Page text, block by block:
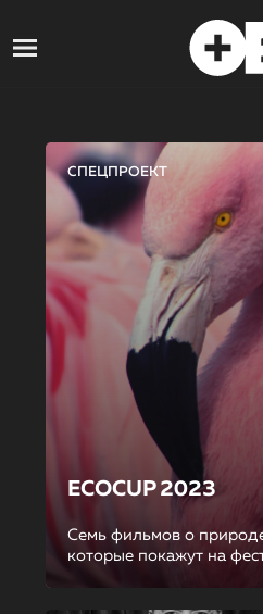
СПЕЦПРОЕКТ
ECOCUP 2023
Семь фильмов о
которые покажут на